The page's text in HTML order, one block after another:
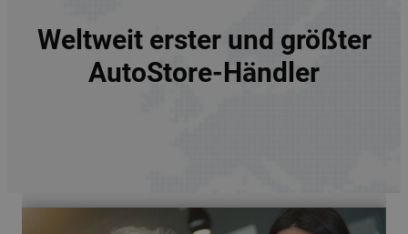
Weltweit erster und größter
AutoStore-Händler